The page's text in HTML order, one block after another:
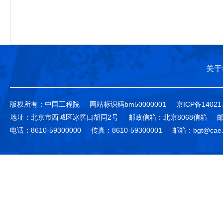
关
版权所有：中国工程院 网站标识码bm50000001
京ICP备
地址：北京市西城区冰窖口胡同2号
邮政信箱：北京8068信箱
电话：8610-59300000
传真：8610-59300001 邮箱：